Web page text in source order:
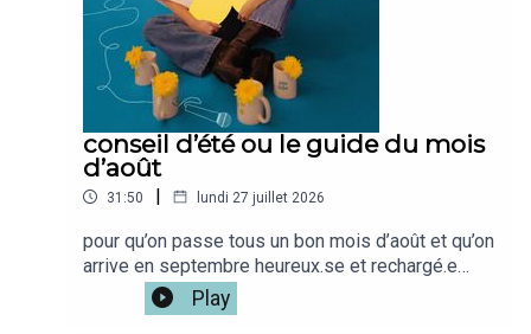
conseil d’été ou le guide du mois
d’août
31:50 | lundi 27 juillet 2026
pour qu’on passe tous un bon mois d’août et qu’on
arrive en septembre heureux.se et rechargé.e
⭐️bel été xxxSi tu veux la version vidéo du
podcast c'est iciMon café disponible ici
Play